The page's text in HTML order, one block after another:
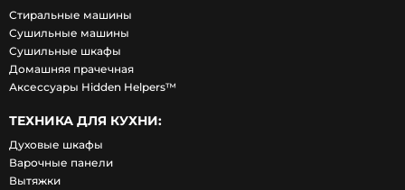
Стиральные машины
Сушильные машины
Сушильные шкафы
Домашняя прачечная
Аксессуары Hidden Helpers™
ТЕХНИКА ДЛЯ КУХНИ:
Духовые шкафы
Варочные панели
Вытяжки